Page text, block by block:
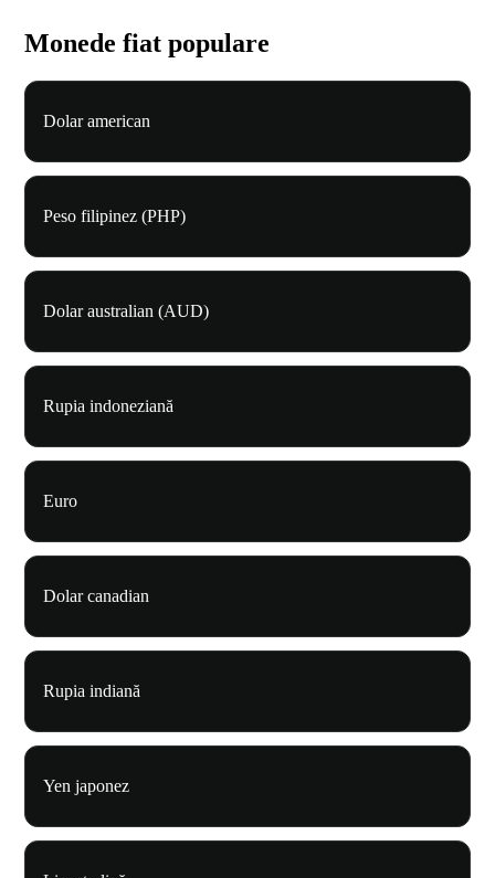
Monede fiat populare
Dolar american
Peso filipinez (PHP)
Dolar australian (AUD)
Rupia indoneziană
Euro
Dolar canadian
Rupia indiană
Yen japonez